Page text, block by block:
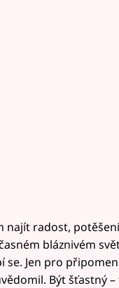
najít radost,
bláznivém
se. Jen pro
Být šťastný